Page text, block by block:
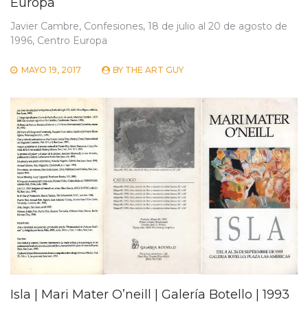
Europa
Javier Cambre, Confesiones, 18 de julio al 20 de agosto de
1996, Centro Europa
MAYO 19, 2017 BY THE ART GUY
Isla | Mari Mater O’neill | Galería Botello | 1993